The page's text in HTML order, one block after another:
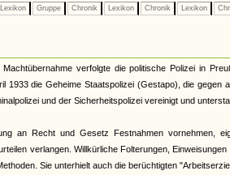
Lexikon Gruppe Chronik Lexikon Chronik Lexikon
verfolgte die politische Polizei in
1933 die Geheime Staatspolizei (Gestapo), die gegen
und der Sicherheitspolizei vereinigt und
an Recht und Gesetz Festnahmen vornehmen,
verlangen. Willkürliche Folterungen,
Sie unterhielt auch die berüchtigten